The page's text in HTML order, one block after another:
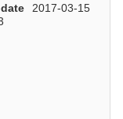
2017-03-15